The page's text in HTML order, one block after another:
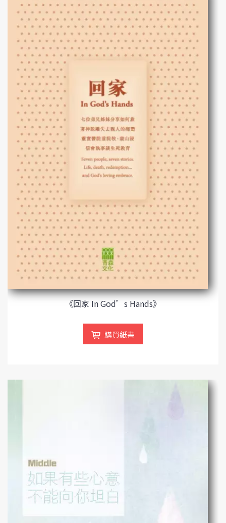
《回家 In God’s Hands》
購買紙書